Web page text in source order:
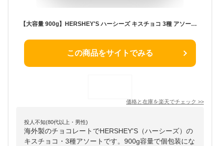
【大容量 900g】HERSHEY'S ハーシーズ キスチョコ 3種 アソート Kisses Chocolate お徳用 業務用 海外 チョコレート 個包装 配布用 お菓子 たっぷり おつまみ おやつ バレンタイン ホワイトデー クリーミーミルク スペシャルダーク ダーク クッキー＆クリーム
この商品をサイトでみる
価格と在庫を楽天でチェック >>
投人不知(80代以上・男性)
海外製のチョコレートでHERSHEY'S（ハーシーズ）の
キスチョコ・3種アソートです。900g容量で個包装にな